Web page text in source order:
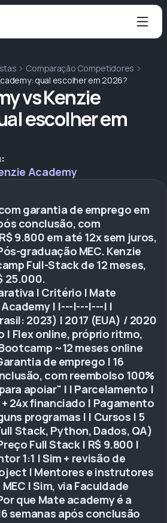
Comparação Competidores
qual escolher em 2026?
vs Kenzie
escolher em
Academy
garantia de emprego em
conclusão, com
9.800 em até 12x sem juros,
graduação MEC. Kenzie
Full-Stack de 12 meses,
25.000.
| Critério | Mate
| |---|---|---| |
2023) | 2017 (EUA) / 2020
| Flex online, próprio ritmo,
~12 meses online
de emprego | 16
com reembolso 100%
apoiar" | | Parcelamento |
24x financiado | Pagamento
programas | | Cursos | 5
Stack, Python, Dados, QA)
Full Stack | R$ 9.800 |
1:1 | Sim + revisão de
| Mentores e instrutores
| Sim, via Faculdade
que Mate academy é a
semanas após conclusão